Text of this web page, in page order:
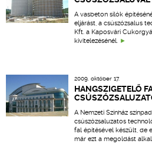
A vasbeton silók
eljárást, a csúszózsalus
Kft. a Kaposvári
kivitelezésénél.
2009. október 17.
HANGSZIGETELŐ
A Nemzeti Színház
csúszózsaluzatos
fal építésével készült, de
már ezt a megoldást